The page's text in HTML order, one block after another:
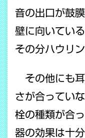
音の出口が鼓
壁に向いてい
その分ハウリ
その他にも耳
さが合ってい
栓の種類が合
器の効果は十